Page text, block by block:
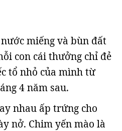
miếng và bùn đất
con cái thưởng chỉ đẻ
tổ nhỏ của mình từ
4 năm sau.
nhau ấp trứng cho
nở. Chim yến mào là